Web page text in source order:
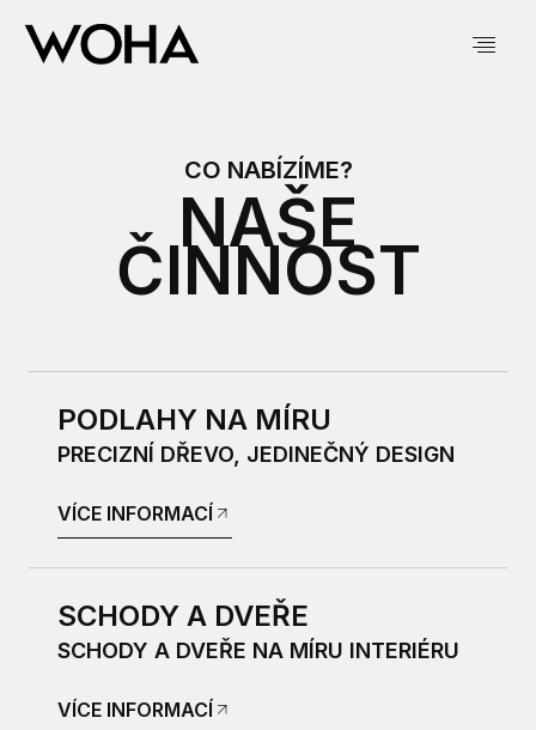
CO NABÍZÍME?
NAŠE
ČINNOST
PODLAHY NA MÍRU
PRECIZNÍ DŘEVO, JEDINEČNÝ DESIGN
VÍCE INFORMACÍ
SCHODY A DVEŘE
SCHODY A DVEŘE NA MÍRU INTERIÉRU
VÍCE INFORMACÍ